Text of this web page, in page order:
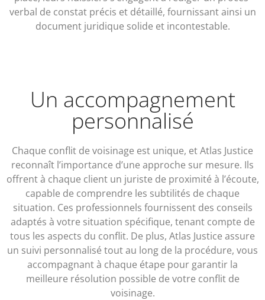
verbal de constat précis et détaillé, fournissant ainsi un
document juridique solide et incontestable.
Un accompagnement
personnalisé
Chaque conflit de voisinage est unique, et Atlas Justice
reconnaît l’importance d’une approche sur mesure. Ils
offrent à chaque client un juriste de proximité à l’écoute,
capable de comprendre les subtilités de chaque
situation. Ces professionnels fournissent des conseils
adaptés à votre situation spécifique, tenant compte de
tous les aspects du conflit. De plus, Atlas Justice assure
un suivi personnalisé tout au long de la procédure, vous
accompagnant à chaque étape pour garantir la
meilleure résolution possible de votre conflit de
voisinage.